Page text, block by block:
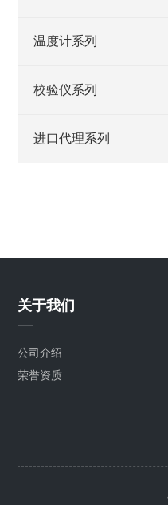
温度计系列
校验仪系列
进口代理系列
关于我们
公司介绍
荣誉资质